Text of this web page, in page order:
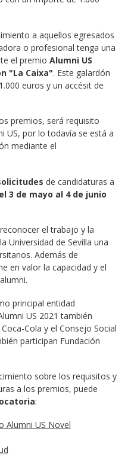
a aquellos egresados
o profesional tenga una
el premio Alumni US
"La Caixa". Este galardón
euros y un accésit de
premios, será requisito
US, por lo todavía se está a
mediante el
de candidaturas a
3 de mayo al 4 de junio
el trabajo y la
Universidad de Sevilla una
Además de
en valor la capacidad y el
principal entidad
US 2021 también
Cola y el Consejo Social
participan Fundación
sobre los requisitos y
a los premios, puede
:
Alumni US Novel